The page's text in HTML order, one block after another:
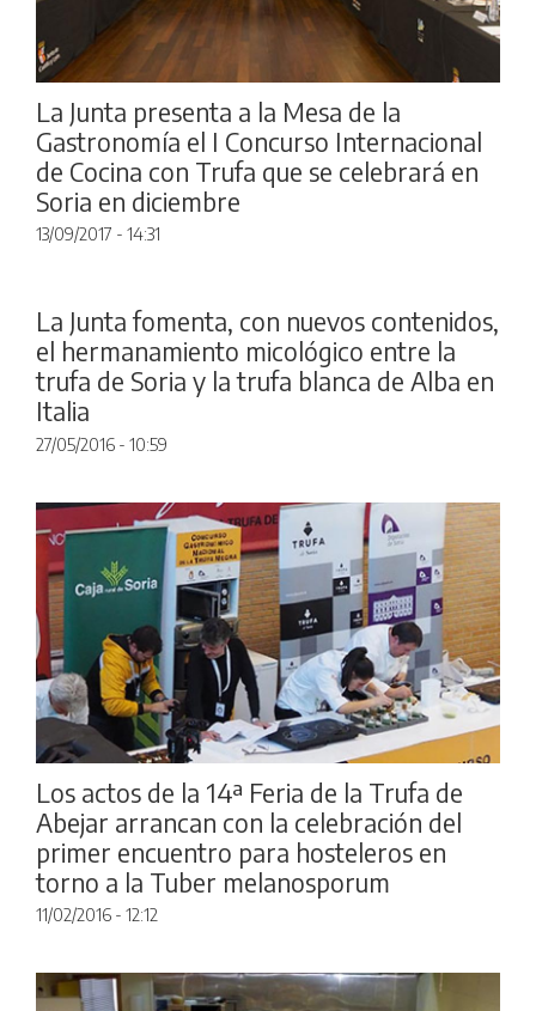
La Junta presenta a la Mesa de la
Gastronomía el I Concurso Internacional
de Cocina con Trufa que se celebrará en
Soria en diciembre
13/09/2017 - 14:31
La Junta fomenta, con nuevos contenidos,
el hermanamiento micológico entre la
trufa de Soria y la trufa blanca de Alba en
Italia
27/05/2016 - 10:59
Los actos de la 14ª Feria de la Trufa de
Abejar arrancan con la celebración del
primer encuentro para hosteleros en
torno a la Tuber melanosporum
11/02/2016 - 12:12